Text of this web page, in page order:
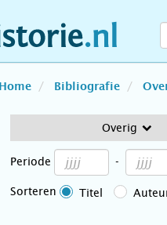
Home Bibliografie
Overig
Periode -
Sorteren Titel